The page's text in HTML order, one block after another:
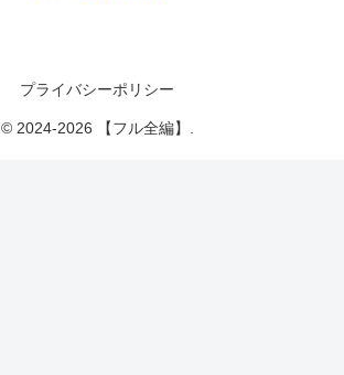
プライバシーポリシー
© 2024-2026 【フル全編】.